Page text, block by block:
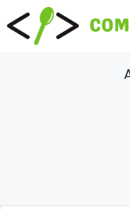
Saltar
al
contenido